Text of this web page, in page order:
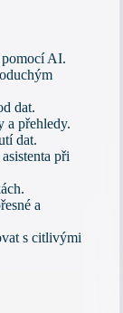
pomocí AI.
dat.
a přehledy.
dat.
při
a
s citlivými